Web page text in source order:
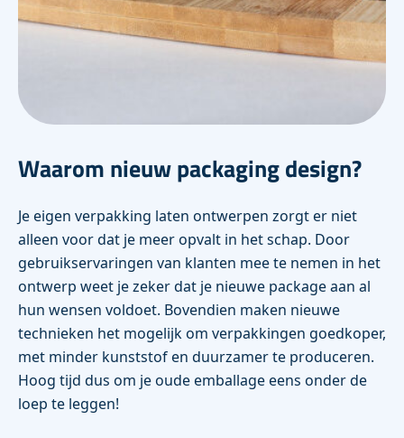
Waarom nieuw packaging design?
Je eigen verpakking laten ontwerpen zorgt er niet
alleen voor dat je meer opvalt in het schap. Door
gebruikservaringen van klanten mee te nemen in het
ontwerp weet je zeker dat je nieuwe package aan al
hun wensen voldoet. Bovendien maken nieuwe
technieken het mogelijk om verpakkingen goedkoper,
met minder kunststof en duurzamer te produceren.
Hoog tijd dus om je oude emballage eens onder de
loep te leggen!